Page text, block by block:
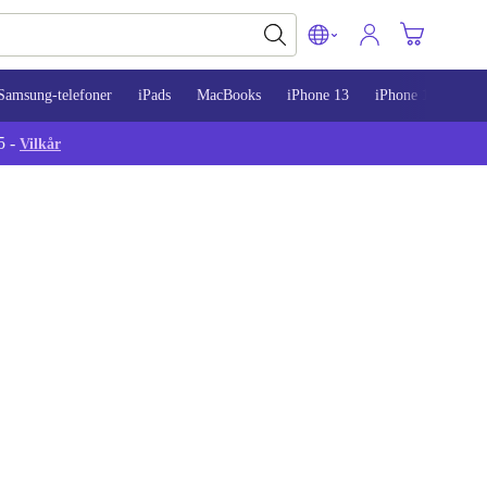
telefoner iPads MacBooks iPhone 13 iPhone 14
- Vilkår